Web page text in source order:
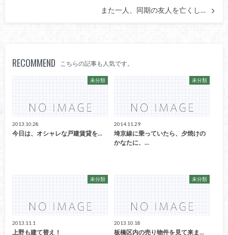
また一人、同期の友人を亡くし…
RECOMMEND こちらの記事も人気です。
未分類
2013.10.28
今日は、オシャレな戸建賃貸を...
未分類
2014.11.29
埼京線に乗っていたら、夕焼けの
かなたに、...
未分類
2013.11.1
上野も建て替え！
未分類
2013.10.18
板橋区内の売り物件を見て来ま...